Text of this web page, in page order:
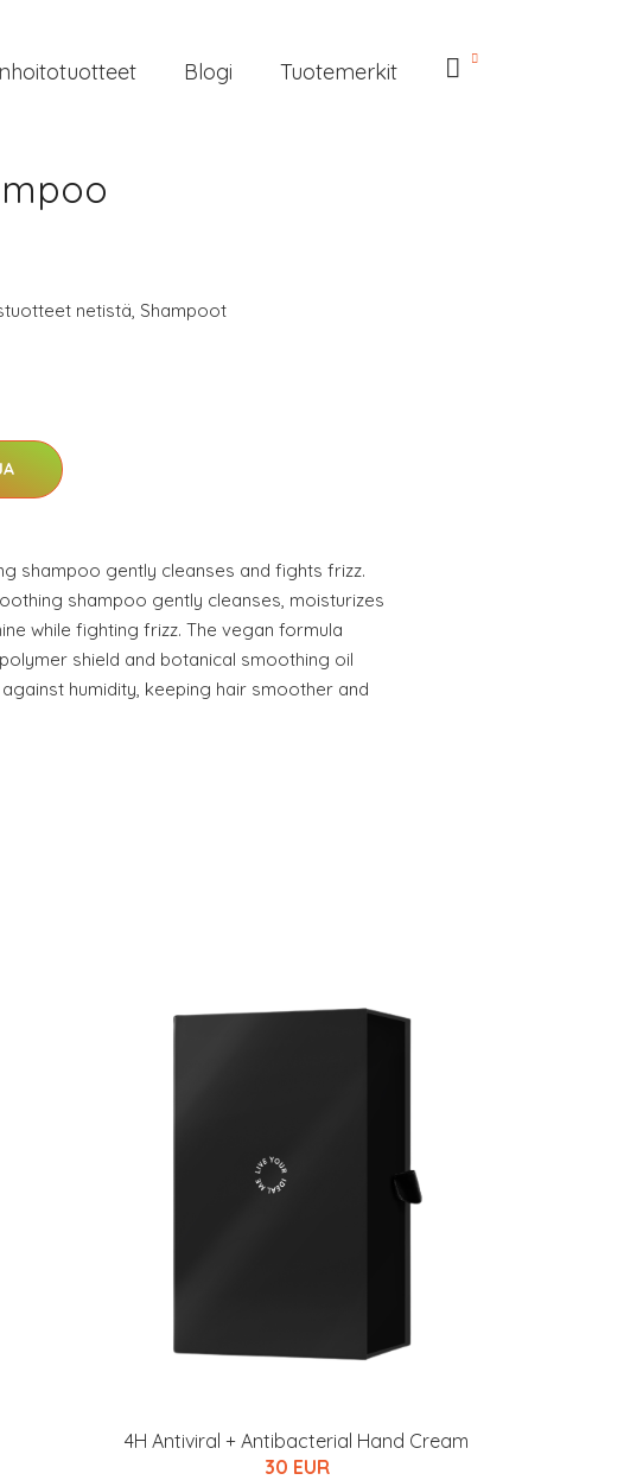
Blogi Tuotemerkit
netistä, Shampoot
shampoo gently cleanses and fights frizz.
shampoo gently cleanses, moisturizes
while fighting frizz. The vegan formula
shield and botanical smoothing oil
humidity, keeping hair smoother and
4H Antiviral + Antibacterial Hand Cream
30 EUR